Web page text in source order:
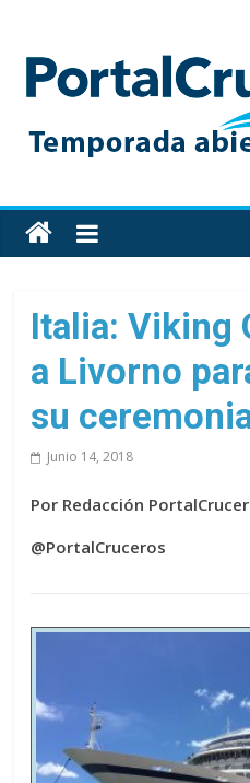
content
Toda
la
de
cruceros
en
un
solo
Italia: Viking
a Livorno
su
Junio 14, 2018
Por Redacción
@PortalCruceros